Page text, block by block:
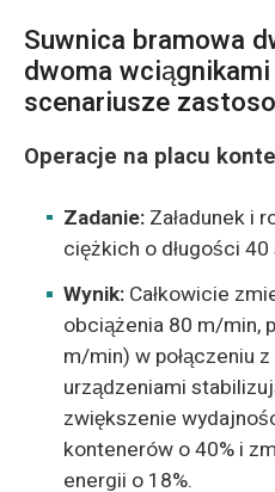
Suwnica bramowa
dwoma wciągnikami
scenariusze
Operacje na placu
Zadanie: Załadunek i
ciężkich o długości
Wynik: Całkowicie
obciążenia 80 m/min,
m/min) w połączeniu
urządzeniami
zwiększenie
kontenerów o 40% i
energii o 18%.